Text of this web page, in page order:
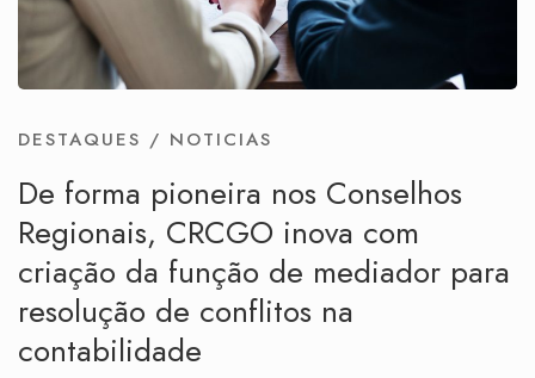
DESTAQUES / NOTICIAS
De forma pioneira nos Conselhos
Regionais, CRCGO inova com
criação da função de mediador para
resolução de conflitos na
contabilidade